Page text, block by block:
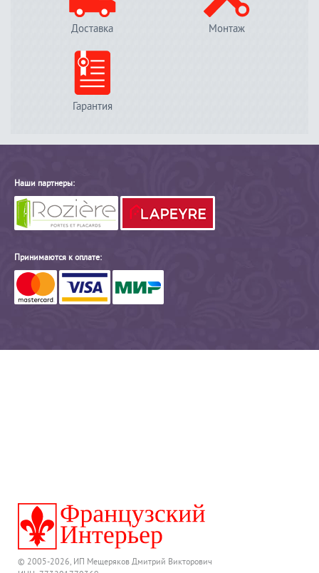
Доставка Монтаж
Гарантия
Наши партнеры:
Принимаются к оплате:
© 2005-2026, ИП Мещеряков Дмитрий Викторович